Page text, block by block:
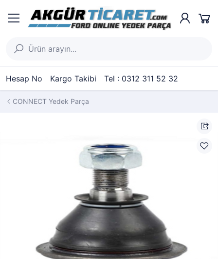
Hesap No Kargo Takibi Tel : 0312 311 52 32
CONNECT Yedek Parça